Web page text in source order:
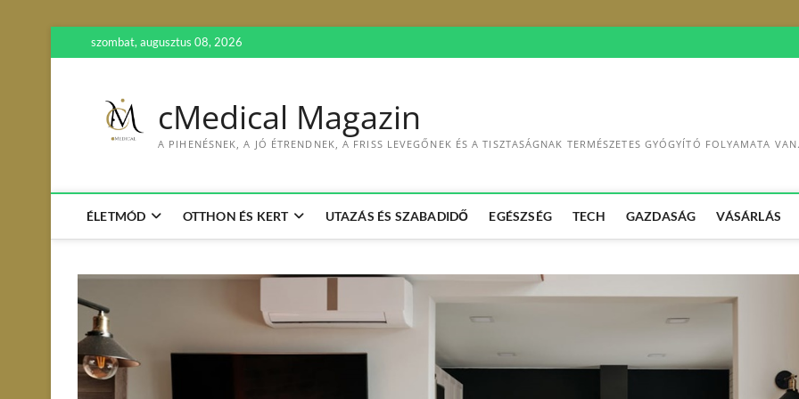
k
n
szombat, augusztus 08, 2026
cMedical Magazin
A PIHENÉSNEK, A JÓ ÉTRENDNEK, A FRISS LEVEGŐNEK ÉS A TISZTASÁGNAK TERMÉSZETES GYÓGYÍTÓ FOLYAMATA
ÉLETMÓD OTTHON ÉS KERT UTAZÁS ÉS SZABADIDŐ EGÉSZSÉG TECH GAZDASÁG VÁSÁRLÁS